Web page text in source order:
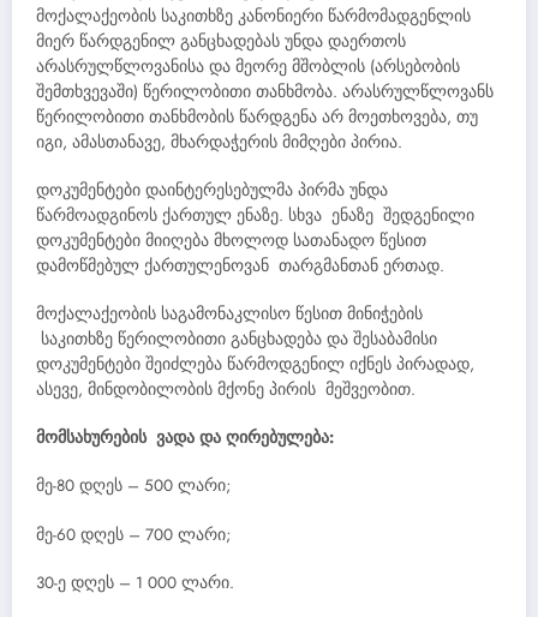
მოქალაქეობის საკითხზე კანონიერი წარმომადგენლის
მიერ წარდგენილ განცხადებას უნდა დაერთოს
არასრულწლოვანისა და მეორე მშობლის (არსებობის
შემთხვევაში) წერილობითი თანხმობა. არასრულწლოვანს
წერილობითი თანხმობის წარდგენა არ მოეთხოვება, თუ
იგი, ამასთანავე, მხარდაჭერის მიმღები პირია.
დოკუმენტები დაინტერესებულმა პირმა უნდა
წარმოადგინოს ქართულ ენაზე. სხვა ენაზე შედგენილი
დოკუმენტები მიიღება მხოლოდ სათანადო წესით
დამოწმებულ ქართულენოვან თარგმანთან ერთად.
მოქალაქეობის საგამონაკლისო წესით მინიჭების
საკითხზე წერილობითი განცხადება და შესაბამისი
დოკუმენტები შეიძლება წარმოდგენილ იქნეს პირადად,
ასევე, მინდობილობის მქონე პირის მეშვეობით.
მომსახურების ვადა და ღირებულება:
მე-80 დღეს – 500 ლარი;
მე-60 დღეს – 700 ლარი;
30-ე დღეს – 1 000 ლარი.